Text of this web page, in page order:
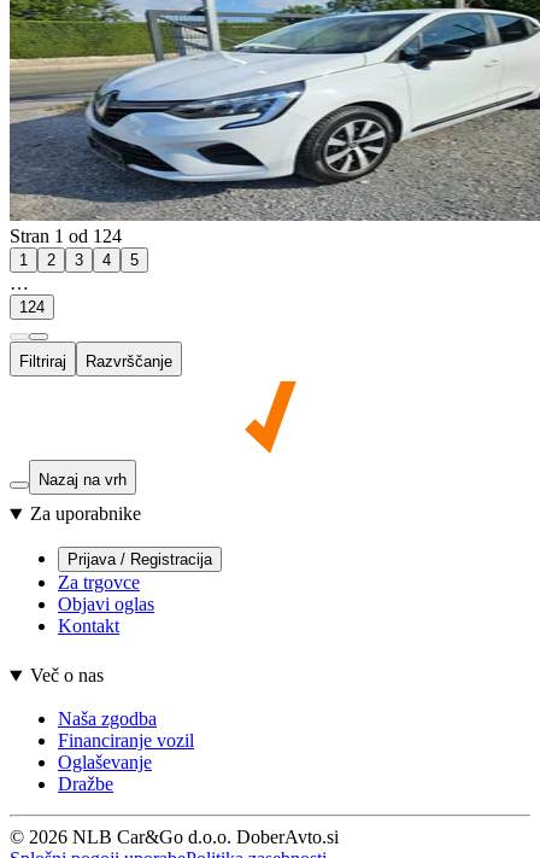
Stran 1 od 124
1 2 3 4 5
…
124
Filtriraj Razvrščanje
Nazaj na vrh
Za uporabnike
Prijava / Registracija
Za trgovce
Objavi oglas
Kontakt
Več o nas
Naša zgodba
Financiranje vozil
Oglaševanje
Dražbe
© 2026 NLB Car&Go d.o.o. DoberAvto.si